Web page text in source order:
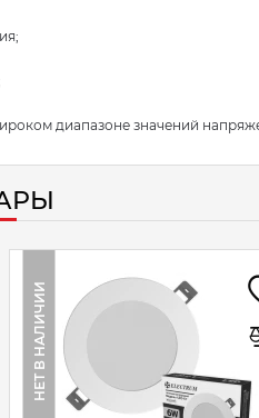
диапазоне значений
НЕТ В НАЛИЧИИ